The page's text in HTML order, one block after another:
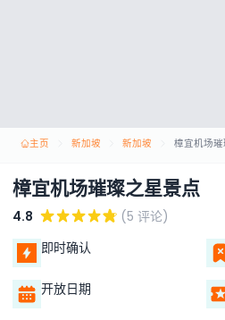
主页 新加坡 新加坡
樟宜机场璀璨之星景点
4.8
(5 评论)
即时确认
开放日期